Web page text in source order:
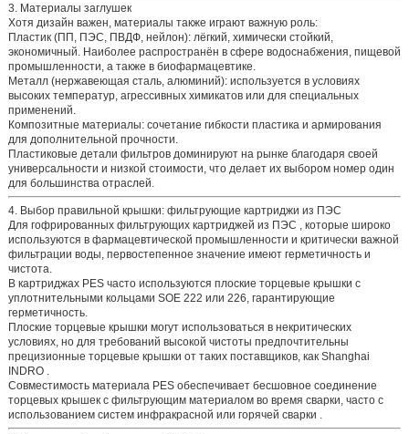
3. Материалы заглушек
Хотя дизайн важен, материалы также играют важную роль:
Пластик (ПП, ПЭС, ПВДФ, нейлон):лёгкий, химически стойкий,
экономичный. Наиболее распространён в сфере водоснабжения, пищевой
промышленности, а также в биофармацевтике.
Металл (нержавеющая сталь, алюминий):используется в условиях
высоких температур, агрессивных химикатов или для специальных
применений.
Композитные материалы:сочетание гибкости пластика и армирования
для дополнительной прочности.
Пластиковые детали фильтровдоминируют на рынке благодаря своей
универсальности и низкой стоимости, что делает их выбором номер один
для большинства отраслей.
4. Выбор правильной крышки: фильтрующие картриджи из ПЭС
Для гофрированных фильтрующих картриджей из ПЭС , которые широко
используются в фармацевтической промышленности и критически важной
фильтрации воды, первостепенное значение имеют герметичность и
чистота.
В картриджах PES часто используются плоские торцевые крышки с
уплотнительными кольцами SOE 222 или 226, гарантирующие
герметичность.
Плоские торцевые крышки могут использоваться в некритических
условиях, но для требований высокой чистоты предпочтительны
прецизионные торцевые крышки от таких поставщиков, как Shanghai
INDRO.
Совместимость материала PES обеспечивает бесшовное соединение
торцевых крышек с фильтрующим материалом во время сварки, часто с
использованием систем инфракрасной или горячей сварки